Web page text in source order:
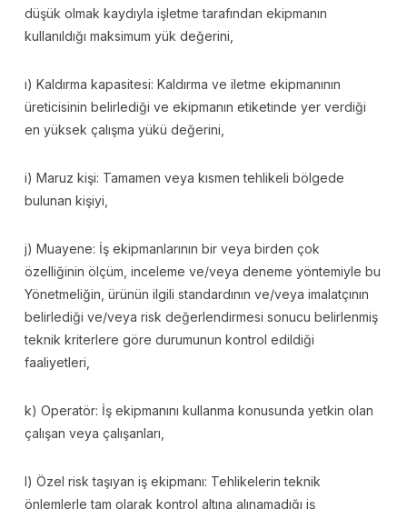
düşük olmak kaydıyla işletme tarafından ekipmanın
kullanıldığı maksimum yük değerini,
ı) Kaldırma kapasitesi: Kaldırma ve iletme ekipmanının
üreticisinin belirlediği ve ekipmanın etiketinde yer verdiği
en yüksek çalışma yükü değerini,
i) Maruz kişi: Tamamen veya kısmen tehlikeli bölgede
bulunan kişiyi,
j) Muayene: İş ekipmanlarının bir veya birden çok
özelliğinin ölçüm, inceleme ve/veya deneme yöntemiyle bu
Yönetmeliğin, ürünün ilgili standardının ve/veya imalatçının
belirlediği ve/veya risk değerlendirmesi sonucu belirlenmiş
teknik kriterlere göre durumunun kontrol edildiği
faaliyetleri,
k) Operatör: İş ekipmanını kullanma konusunda yetkin olan
çalışan veya çalışanları,
l) Özel risk taşıyan iş ekipmanı: Tehlikelerin teknik
önlemlerle tam olarak kontrol altına alınamadığı iş